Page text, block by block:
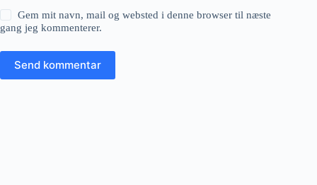
Gem mit navn, mail og websted i denne browser til næste
gang jeg kommenterer.
Send kommentar